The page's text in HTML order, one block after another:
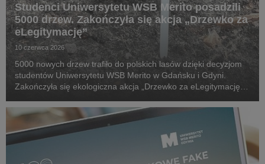
Studenci Uniwersytetu WSB Merito posadzili
5000 drzew. Zakończyła się akcja „Drzewko za
eLegitymację”
10 czerwca 2026
5000 nowych drzew trafiło do polskich lasów dzięki decyzjom
studentów Uniwersytetu WSB Merito w Gdańsku i Gdyni.
Zakończyła się ekologiczna akcja „Drzewko za eLegitymację”,
wsparciem środowiska naturalnego.